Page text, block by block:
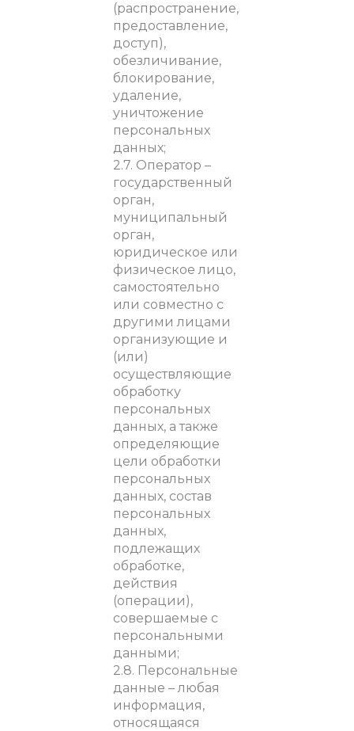
(распространение,
предоставление,
доступ),
обезличивание,
блокирование,
удаление,
уничтожение
персональных
данных;
2.7. Оператор –
государственный
орган,
муниципальный
орган,
юридическое или
физическое лицо,
самостоятельно
или совместно с
другими лицами
организующие и
(или)
осуществляющие
обработку
персональных
данных, а также
определяющие
цели обработки
персональных
данных, состав
персональных
данных,
подлежащих
обработке,
действия
(операции),
совершаемые с
персональными
данными;
2.8. Персональные
данные – любая
информация,
относящаяся